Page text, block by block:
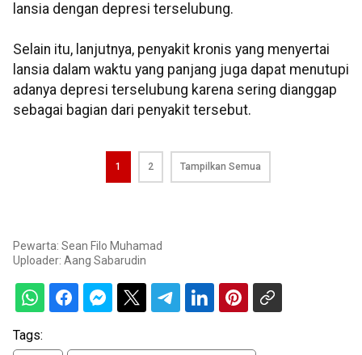
lansia dengan depresi terselubung.
Selain itu, lanjutnya, penyakit kronis yang menyertai
lansia dalam waktu yang panjang juga dapat menutupi
adanya depresi terselubung karena sering dianggap
sebagai bagian dari penyakit tersebut.
1 2 Tampilkan Semua
Pewarta: Sean Filo Muhamad
Uploader: Aang Sabarudin
Tags: